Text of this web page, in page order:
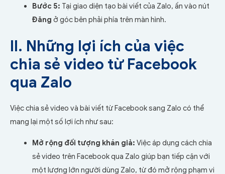
Bước 5: Tại giao diện tạo bài viết của Zalo, ấn vào nút
Đăng ở góc bên phải phía trên màn hình.
II. Những lợi ích của việc
chia sẻ video từ Facebook
qua Zalo
Việc chia sẻ video và bài viết từ Facebook sang Zalo có thể
mang lại một số lợi ích như sau:
Mở rộng đối tượng khán giả: Việc áp dụng cách chia
sẻ video trên Facebook qua Zalo giúp bạn tiếp cận với
một lượng lớn người dùng Zalo, từ đó mở rộng phạm vi